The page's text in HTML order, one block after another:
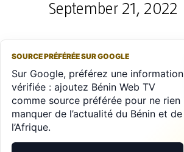
September 21, 2022
SOURCE PRÉFÉRÉE SUR GOOGLE
Sur Google, préférez une information
vérifiée : ajoutez Bénin Web TV
comme source préférée pour ne rien
manquer de l’actualité du Bénin et de
l’Afrique.